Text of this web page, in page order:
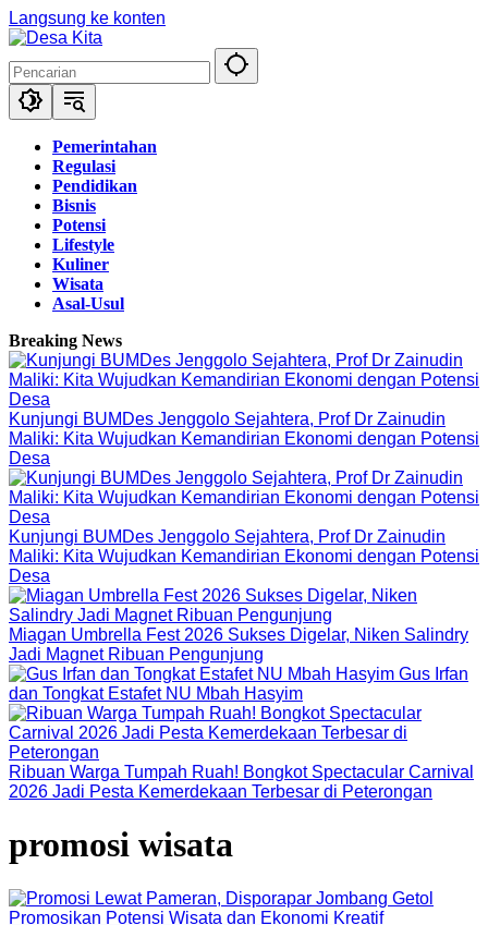
Langsung ke konten
Pemerintahan
Regulasi
Pendidikan
Bisnis
Potensi
Lifestyle
Kuliner
Wisata
Asal-Usul
Breaking News
Kunjungi BUMDes Jenggolo Sejahtera, Prof Dr Zainudin
Maliki: Kita Wujudkan Kemandirian Ekonomi dengan Potensi
Desa
Kunjungi BUMDes Jenggolo Sejahtera, Prof Dr Zainudin
Maliki: Kita Wujudkan Kemandirian Ekonomi dengan Potensi
Desa
Miagan Umbrella Fest 2026 Sukses Digelar, Niken Salindry
Jadi Magnet Ribuan Pengunjung
Gus Irfan
dan Tongkat Estafet NU Mbah Hasyim
Ribuan Warga Tumpah Ruah! Bongkot Spectacular Carnival
2026 Jadi Pesta Kemerdekaan Terbesar di Peterongan
promosi wisata